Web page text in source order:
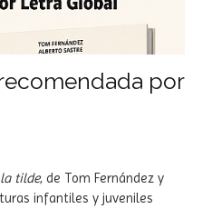
por
tilde, de Tom Fernández y
infantiles y juveniles